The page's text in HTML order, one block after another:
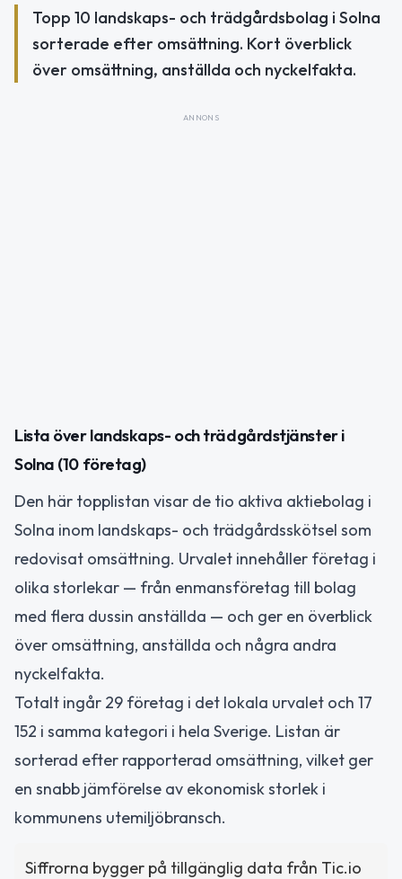
Topp 10 landskaps- och trädgårdsbolag i Solna
sorterade efter omsättning. Kort överblick
över omsättning, anställda och nyckelfakta.
ANNONS
Lista över landskaps- och trädgårdstjänster i
Solna (10 företag)
Den här topplistan visar de tio aktiva aktiebolag i
Solna inom landskaps- och trädgårdsskötsel som
redovisat omsättning. Urvalet innehåller företag i
olika storlekar — från enmansföretag till bolag
med flera dussin anställda — och ger en överblick
över omsättning, anställda och några andra
nyckelfakta.
Totalt ingår 29 företag i det lokala urvalet och 17
152 i samma kategori i hela Sverige. Listan är
sorterad efter rapporterad omsättning, vilket ger
en snabb jämförelse av ekonomisk storlek i
kommunens utemiljöbransch.
Siffrorna bygger på tillgänglig data från Tic.io